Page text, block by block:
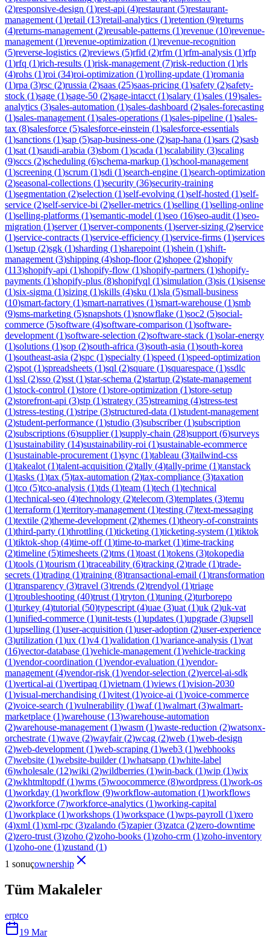
(2)responsive-design (1)rest-api (4)restaurant (5)restaurant-
management (1)retail (13)retail-analytics (1)retention (9)returns
(4)returns-management (2)reusable-patterns (1)revenue (10)revenue-
management (1)revenue-optimization (1)revenue-recognition
(5)reverse-logistics (2)reviews (5)rfid (2)rfm (1)rfm-analysis (1)rfp
(1)rfq (1)rich-results (1)risk-management (7)risk-reduction (1)rls
(4)rohs (1)roi (34)roi-optimization (1)rolling-update (1)romania
(1)rpa (3)rsc (2)russia (2)saas (25)saas-pricing (1)safety (2)safety-
stock (1)sage (1)sage-50 (2)sage-intacct (1)salary (1)sales (19)sales-
analytics (3)sales-automation (1)sales-dashboard (2)sales-forecasting
(1)sales-management (1)sales-operations (1)sales-pipeline (1)sales-
tax (8)salesforce (5)salesforce-einstein (1)salesforce-essentials
(1)sanctions (1)sap (5)sap-business-one (2)sap-hana (1)sars (2)sasb
(1)sat (1)saudi-arabia (3)sbom (1)scada (1)scalability (3)scaling
(9)sccs (2)scheduling (6)schema-markup (1)school-management
(1)screening (1)scrum (1)sdi (1)search-engine (1)search-optimization
(2)seasonal-collections (1)security (36)security-training
(1)segmentation (2)selection (1)self-evolving (1)self-hosted (1)self-
service (2)self-service-bi (2)seller-metrics (1)selling (1)selling-online
(1)selling-platforms (1)semantic-model (1)seo (16)seo-audit (1)seo-
migration (1)server(1)server-components (1)server-sizing (2)service
(1)service-contracts (1)service-efficiency (1)service-firms (1)services
(1)setup (2)sgk (1)sharding (1)sharepoint (1)shein (1)shift-
management (3)shipping (4)shop-floor(2)shopee (2)shopify
(113)shopify-api (1)shopify-flow (1)shopify-partners (1)shopify-
payments (1)shopify-plus (8)shopifyql (1)simulation (3)sis (1)sisense
(1)six-sigma (1)sizing (1)skills (4)sku (1)sla (5)small-business
(10)smart-factory (1)smart-narratives (1)smart-warehouse (1)smb
(9)sms-marketing (5)snapshots (1)snowflake (1)soc2 (5)social-
commerce (5)software (4)software-comparison (1)software-
development (1)software-selection (2)software-stack (1)solar-energy
(1)solutions (1)sop (2)south-africa (3)south-asia (1)south-korea
(1)southeast-asia (2)spc (1)specialty (1)speed (1)speed-optimization
(2)spot (1)spreadsheets (1)sql (2)square (1)squarespace (1)ssdlc
(1)ssl (2)sso (2)sst (1)star-schema (2)startup (2)state-management
(1)stock-control (1)store (1)store-optimization (1)store-setup
(2)storefront-api (3)stp (1)strategy (35)streaming (4)stress-test
(1)stress-testing (1)stripe (3)structured-data (1)student-management
(2)student-performance (1)studio (3)subscriber(1)subscription
(2)subscriptions (6)supplier(1)supply-chain (28)support (6)surveys
(1)sustainability (14)sustainability-roi (1)sustainable-ecommerce
(1)sustainable-procurement (1)sync (1)tableau (3)tailwind-css
(1)takealot (1)talent-acquisition (2)tally (4)tally-prime (1)tanstack
(1)tasks (1)tax (5)tax-automation (2)tax-compliance (3)taxation
(1)tco (5)tco-analysis (1)tds (1)team (1)tech (1)technical
(1)technical-seo (4)technology (2)telecom (3)templates (3)temu
(1)terraform (1)territory-management (1)testing (7)text-messaging
(1)textile (2)theme-development (2)themes (1)theory-of-constraints
(1)third-party (1)throttling (1)ticketing (1)ticketing-system (1)tiktok
(1)tiktok-shop (4)time-off(1)time-to-market (1)time-tracking
(2)timeline (5)timesheets (2)tms (1)toast (1)tokens (3)tokopedia
(1)tools (1)tourism (1)traceability (6)tracking (2)trade (1)trade-
secrets (1)trading (1)training (8)transactional-email (1)transformation
(1)transparency (3)travel (3)trends (2)trendyol (1)triage
(1)troubleshooting (40)trust (1)tryton (1)tuning (2)turborepo
(1)turkey (4)tutorial (50)typescript (4)uae (3)uat (1)uk (2)uk-vat
(1)unified-commerce (1)unit-tests (1)updates (1)upgrade (3)upsell
(1)upselling (1)user-acquisition (1)user-adoption (2)user-experience
(3)utilization (1)ux (1)v4 (1)validation (1)variance-analysis (1)vat
(16)vector-database (1)vehicle-management (1)vehicle-tracking
(1)vendor-coordination (1)vendor-evaluation (1)vendor-
management (4)vendor-risk (1)vendor-selection (2)vercel-ai-sdk
(1)vertical-ai (1)vertipaq (1)vietnam (1)views (1)vision-2030
(1)visual-merchandising (1)vitest (1)voice-ai (1)voice-commerce
(2)voice-search (1)vulnerability (1)waf(1)walmart (3)walmart-
marketplace (1)warehouse (13)warehouse-automation
(2)warehouse-management (1)wasm (1)waste-reduction (2)watsonx-
orchestrate (1)wave (2)wayfair(2)wcag (2)web (1)web-design
(2)web-development (1)web-scraping (1)web3 (1)webhooks
(7)website (1)website-builder(1)whatsapp (1)white-label
(6)wholesale (12)wiki (2)wildberries (1)win-back (1)wip (1)wix
(2)wkhtmltopdf(1)wms (5)woocommerce (8)wordpress (1)work-os
(1)workday (1)workflow (9)workflow-automation (1)workflows
(2)workforce (7)workforce-analytics (1)working-capital
(1)workplace (1)workshops (1)workspace (1)wps-payroll (1)xero
(4)xml (1)xml-rpc (3)zalando (5)zapier(3)zatca (2)zero-downtime
(2)zero-trust (3)zoho (2)zoho-books (1)zoho-crm (1)zoho-inventory
(1)zoho-one (1)zustand (1)
1 sonuçownership
Tüm Makaleler
erptco
19 Mar